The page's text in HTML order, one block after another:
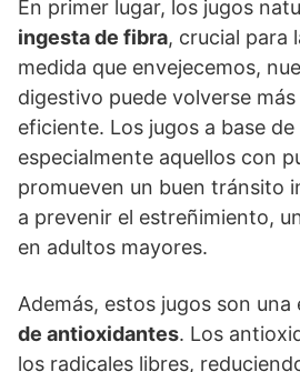
En primer lugar, los jugos
ingesta de fibra, crucial para
medida que envejecemos,
digestivo puede volverse
eficiente. Los jugos a base
especialmente aquellos con
promueven un buen tránsito
a prevenir el estreñimiento,
en adultos mayores.
Además, estos jugos son una
de antioxidantes. Los
los radicales libres,